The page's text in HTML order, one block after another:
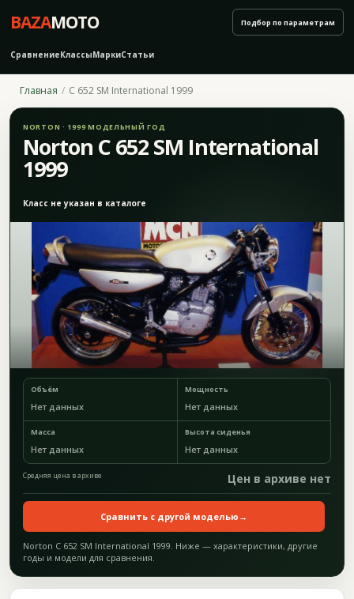
BAZAMOTO
СравнениеКлассыМаркиСтатьи
Подбор по параметрам
Главная C 652 SM International 1999
NORTON · 1999 МОДЕЛЬНЫЙ ГОД
Norton C 652 SM International
1999
Класс не указан в каталоге
Объём
Нет данных
Мощность
Нет данных
Масса
Нет данных
Высота сиденья
Нет данных
Средняя цена в архиве Цен в архиве нет
Сравнить с другой моделью →
Norton C 652 SM International 1999. Ниже — характеристики, другие
годы и модели для сравнения.